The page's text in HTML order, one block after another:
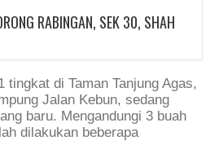
RABINGAN, SEK 30, SHAH
tingkat di Taman Tanjung Agas,
Jalan Kebun, sedang
baru. Mengandungi 3 buah
dilakukan beberapa